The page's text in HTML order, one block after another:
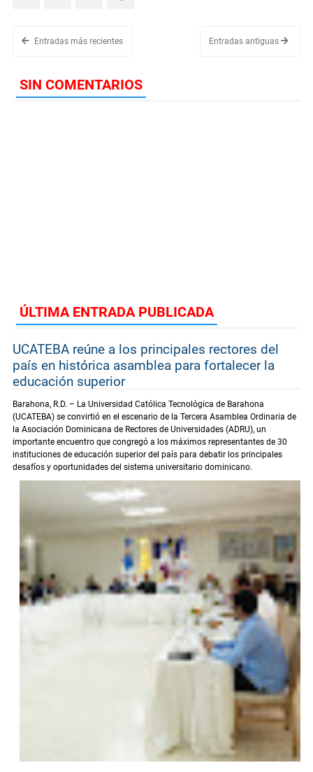
Entradas más recientes Entradas antiguas
SIN COMENTARIOS
ÚLTIMA ENTRADA PUBLICADA
UCATEBA reúne a los principales rectores del
país en histórica asamblea para fortalecer la
educación superior
Barahona, R.D. – La Universidad Católica Tecnológica de Barahona
(UCATEBA) se convirtió en el escenario de la Tercera Asamblea Ordinaria de
la Asociación Dominicana de Rectores de Universidades (ADRU), un
importante encuentro que congregó a los máximos representantes de 30
instituciones de educación superior del país para debatir los principales
desafíos y oportunidades del sistema universitario dominicano.